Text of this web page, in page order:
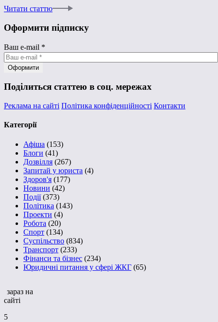
Читати статтю
Оформити підписку
Ваш e-mail *
Поділиться статтею в соц. мережах
Реклама на сайті Політика конфіденційності Контакти
Категорії
Афіша (153)
Блоги (41)
Дозвілля (267)
Запитай у юриста (4)
Здоров'я (177)
Новини (42)
Події(373)
Політика (143)
Проекти (4)
Робота (20)
Спорт (134)
Суспільство (834)
Транспорт (233)
Фінанси та бізнес (234)
Юридичні питання у сфері ЖКГ (65)
зараз на
сайті
5